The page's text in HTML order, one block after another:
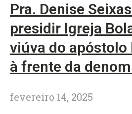
Pra. Denise
presidir Igreja
viúva do apóstolo
à frente da
fevereiro 14, 2025